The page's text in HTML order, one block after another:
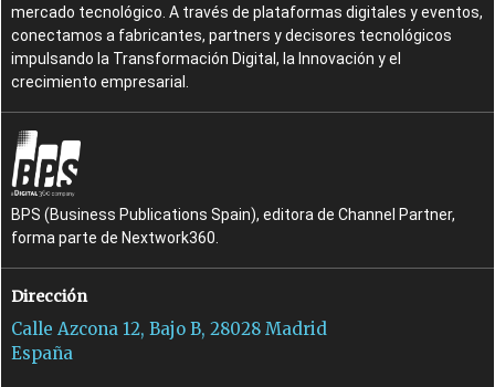
mercado tecnológico. A través de plataformas digitales y eventos,
conectamos a fabricantes, partners y decisores tecnológicos
impulsando la Transformación Digital, la Innovación y el
crecimiento empresarial.
BPS (Business Publications Spain), editora de Channel Partner,
forma parte de Nextwork360.
Dirección
Calle Azcona 12, Bajo B, 28028 Madrid
España